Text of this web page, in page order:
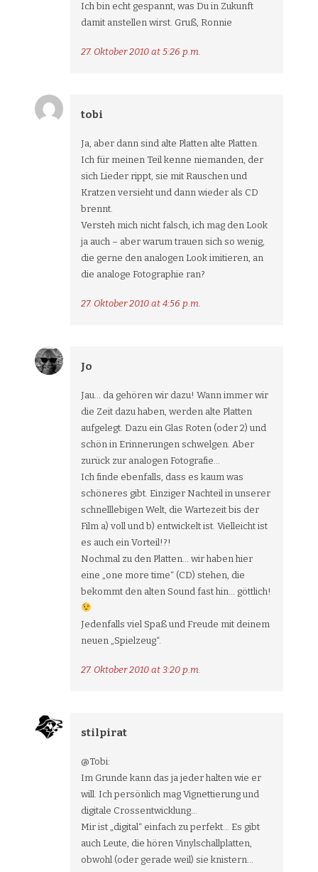
Ich bin echt gespannt, was Du in Zukunft
damit anstellen wirst. Gruß, Ronnie
27. Oktober 2010 at 5:26 p.m.
tobi
Ja, aber dann sind alte Platten alte Platten.
Ich für meinen Teil kenne niemanden, der
sich Lieder rippt, sie mit Rauschen und
Kratzen versieht und dann wieder als CD
brennt.
Versteh mich nicht falsch, ich mag den Look
ja auch – aber warum trauen sich so wenig,
die gerne den analogen Look imitieren, an
die analoge Fotographie ran?
27. Oktober 2010 at 4:56 p.m.
Jo
Jau… da gehören wir dazu! Wann immer wir
die Zeit dazu haben, werden alte Platten
aufgelegt. Dazu ein Glas Roten (oder 2) und
schön in Erinnerungen schwelgen. Aber
zurück zur analogen Fotografie…
Ich finde ebenfalls, dass es kaum was
schöneres gibt. Einziger Nachteil in unserer
schnelllebigen Welt, die Wartezeit bis der
Film a) voll und b) entwickelt ist. Vielleicht ist
es auch ein Vorteil!?!
Nochmal zu den Platten… wir haben hier
eine „one more time“ (CD) stehen, die
bekommt den alten Sound fast hin… göttlich!
Jedenfalls viel Spaß und Freude mit deinem
neuen „Spielzeug“.
27. Oktober 2010 at 3:20 p.m.
stilpirat
@Tobi:
Im Grunde kann das ja jeder halten wie er
will. Ich persönlich mag Vignettierung und
digitale Crossentwicklung…
Mir ist „digital“ einfach zu perfekt… Es gibt
auch Leute, die hören Vinylschallplatten,
obwohl (oder gerade weil) sie knistern…